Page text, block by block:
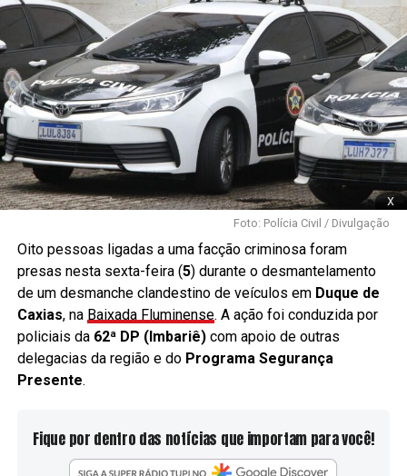
x
Foto: Polícia Civil / Divulgação
Oito pessoas ligadas a uma facção criminosa foram
presas nesta sexta-feira (5) durante o desmantelamento
de um desmanche clandestino de veículos em Duque de
Caxias, na Baixada Fluminense. A ação foi conduzida por
policiais da 62ª DP (Imbariê)com apoio de outras
delegacias da região e do Programa Segurança
Presente.
Fique por dentro das notícias que importam para você!